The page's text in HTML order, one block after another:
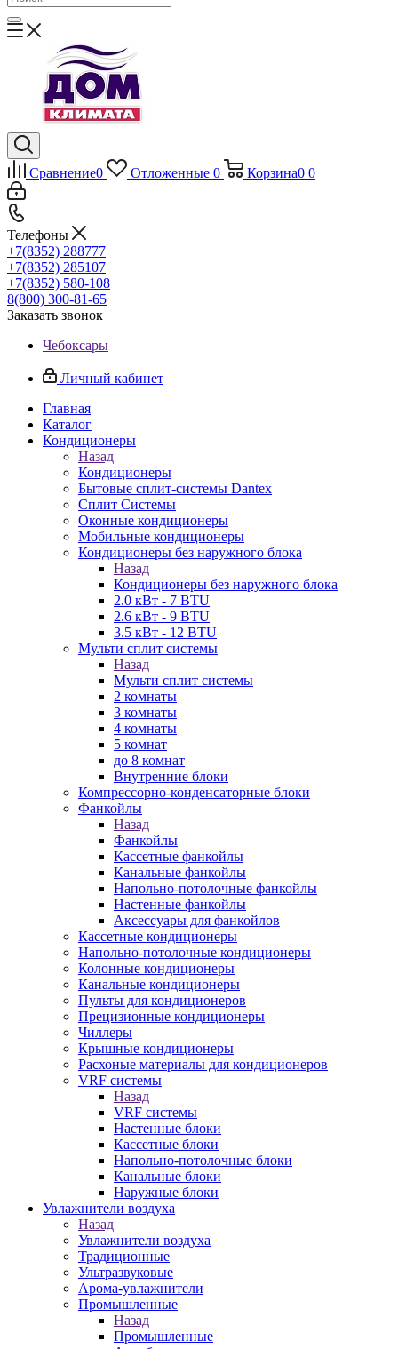
Сравнение0 Отложенные 0 Корзина0 0
Телефоны
+7(8352) 288777
+7(8352) 285107
+7(8352) 580-108
8(800) 300-81-65
Заказать звонок
Чебоксары
Личный кабинет
Главная
Каталог
Кондиционеры
Назад
Кондиционеры
Бытовые сплит-системы Dantex
Сплит Системы
Оконные кондиционеры
Мобильные кондиционеры
Кондиционеры без наружного блока
Назад
Кондиционеры без наружного блока
2.0 кВт - 7 BTU
2.6 кВт - 9 BTU
3.5 кВт - 12 BTU
Мульти сплит системы
Назад
Мульти сплит системы
2 комнаты
3 комнаты
4 комнаты
5 комнат
до 8 комнат
Внутренние блоки
Компрессорно-конденсаторные блоки
Фанкойлы
Назад
Фанкойлы
Кассетные фанкойлы
Канальные фанкойлы
Напольно-потолочные фанкойлы
Настенные фанкойлы
Аксессуары для фанкойлов
Кассетные кондиционеры
Напольно-потолочные кондиционеры
Колонные кондиционеры
Канальные кондиционеры
Пульты для кондиционеров
Прецизионные кондиционеры
Чиллеры
Крышные кондиционеры
Расхоные материалы для кондиционеров
VRF системы
Назад
VRF системы
Настенные блоки
Кассетные блоки
Напольно-потолочные блоки
Канальные блоки
Наружные блоки
Увлажнители воздуха
Назад
Увлажнители воздуха
Традиционные
Ультразвуковые
Арома-увлажнители
Промышленныe
Назад
Промышленныe